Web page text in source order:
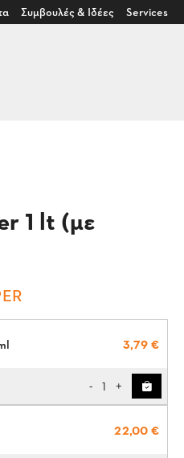
Συμβουλές & Ιδέες Services
1 lt (με
3,79 €
- 1 +
22,00 €